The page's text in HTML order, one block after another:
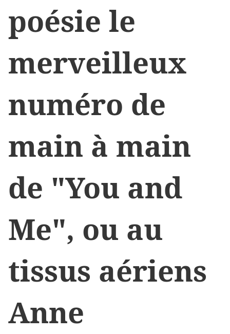
poésie le
merveilleux
numéro de
main à main
de "You and
Me", ou au
tissus aériens
Anne